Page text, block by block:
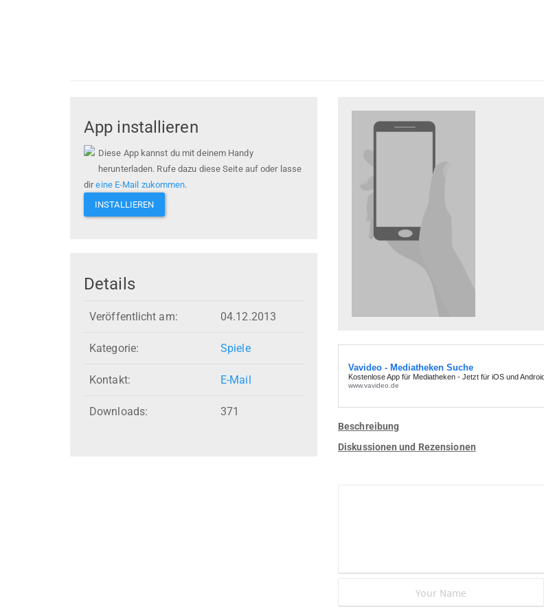
App installieren
Diese App kannst du mit deinem Handy
herunterladen. Rufe dazu diese Seite auf oder lasse
direine E-Mail zukommen.
INSTALLIEREN
Details
Veröffentlicht am: 04.12.2013
Kategorie: Spiele
Kontakt: E-Mail
Downloads: 371
Beschreibung
Diskussionen und Rezensionen